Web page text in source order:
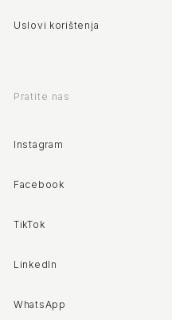
Uslovi korištenja
Pratite nas
Instagram
Facebook
TikTok
LinkedIn
WhatsApp